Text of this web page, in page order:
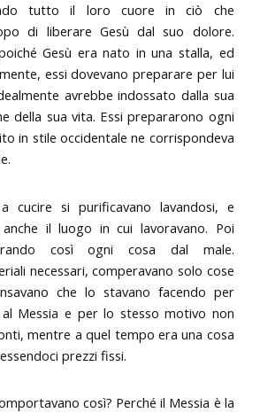
tutto il loro cuore in ciò che
di liberare Gesù dal suo dolore.
Gesù era nato in una stalla, ed
essi dovevano preparare per lui
avrebbe indossato dalla sua
della sua vita. Essi prepararono ogni
in stile occidentale ne corrispondeva
cucire si purificavano lavandosi, e
il luogo in cui lavoravano. Poi
così ogni cosa dal male.
necessari, comperavano solo cose
che lo stavano facendo per
Messia e per lo stesso motivo non
mentre a quel tempo era una cosa
prezzi fissi.
così? Perché il Messia è la